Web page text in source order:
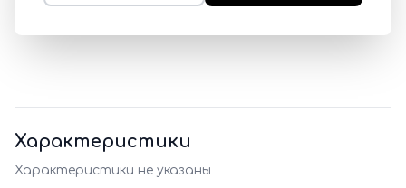
2 400
Характеристики
Характеристики не указаны